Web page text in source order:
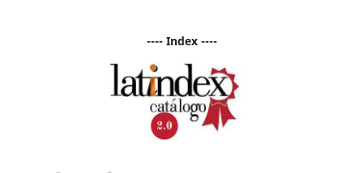
---- Index ----